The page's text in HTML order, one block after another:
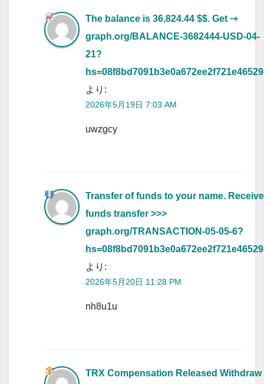
The balance is 36,824.44 $$. Get ⇾
graph.org/BALANCE-3682444-USD-04-
21?
より:
2026年5月19日 7:03 AM
uwzgcy
Transfer of funds to your name.
funds transfer >>>
graph.org/TRANSACTION-05-05-6?
より:
2026年5月20日 11:28 PM
nh8u1u
TRX Compensation Released Withdraw